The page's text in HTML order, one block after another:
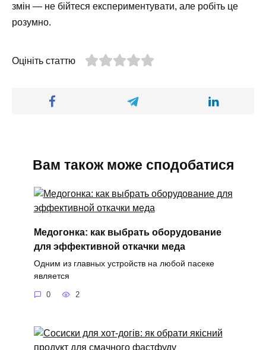
змін — не бійтеся експериментувати, але робіть це
розумно.
Оцініть статтю
Вам також може сподобатися
Медогонка: как выбрать оборудование
для эффективной откачки меда
Одним из главных устройств на любой пасеке
является
0 2